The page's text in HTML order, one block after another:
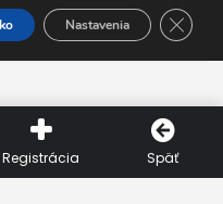
Registrácia Späť
Nastavenia Close